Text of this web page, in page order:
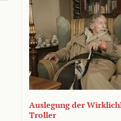
Auslegung der
Troller